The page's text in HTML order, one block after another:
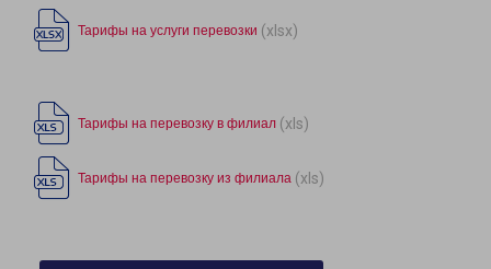
Тарифы на услуги перевозки (xlsx)
Тарифы на перевозку в филиал (xls)
Тарифы на перевозку из филиала (xls)